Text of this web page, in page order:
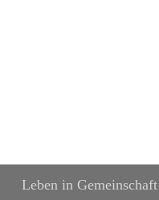
Leben in Gemeinschaft